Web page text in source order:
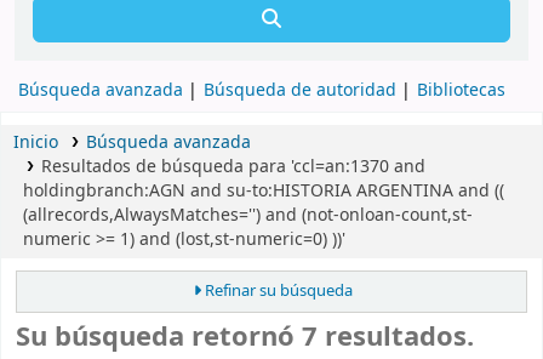
Búsqueda avanzada Búsqueda de autoridad Bibliotecas
Inicio
Búsqueda avanzada
Resultados de búsqueda para 'ccl=an:1370 and
holdingbranch:AGN and su-to:HISTORIA ARGENTINA and ((
(allrecords,AlwaysMatches='') and (not-onloan-count,st-
numeric >= 1) and (lost,st-numeric=0) ))'
Refinar su búsqueda
Su búsqueda retornó 7 resultados.